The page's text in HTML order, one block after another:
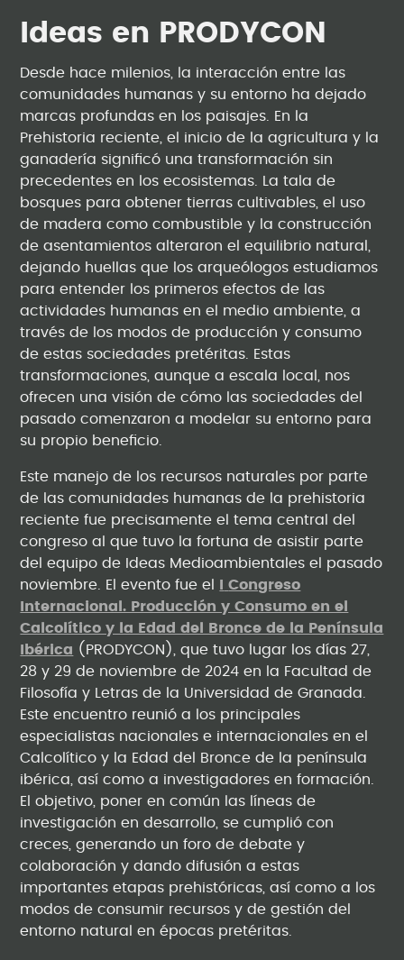
Ideas en PRODYCON
Desde hace milenios, la interacción entre las
comunidades humanas y su entorno ha dejado
marcas profundas en los paisajes. En la
Prehistoria reciente, el inicio de la agricultura y la
ganadería significó una transformación sin
precedentes en los ecosistemas. La tala de
bosques para obtener tierras cultivables, el uso
de madera como combustible y la construcción
de asentamientos alteraron el equilibrio natural,
dejando huellas que los arqueólogos estudiamos
para entender los primeros efectos de las
actividades humanas en el medio ambiente, a
través de los modos de producción y consumo
de estas sociedades pretéritas. Estas
transformaciones, aunque a escala local, nos
ofrecen una visión de cómo las sociedades del
pasado comenzaron a modelar su entorno para
su propio beneficio.
Este manejo de los recursos naturales por parte
de las comunidades humanas de la prehistoria
reciente fue precisamente el tema central del
congreso al que tuvo la fortuna de asistir parte
del equipo de Ideas Medioambientales el pasado
noviembre. El evento fue el
Congreso
Internacional. Producción y Consumo en el
Calcolítico y la Edad del Bronce de la Península
Ibérica (PRODYCON), que tuvo lugar los días 27,
28 y 29 de noviembre de 2024 en la Facultad de
Filosofía y Letras de la Universidad de Granada.
Este encuentro reunió a los principales
especialistas nacionales e internacionales en el
Calcolítico y la Edad del Bronce de la península
ibérica, así como a investigadores en formación.
El objetivo, poner en común las líneas de
investigación en desarrollo, se cumplió con
creces, generando un foro de debate y
colaboración y dando difusión a estas
importantes etapas prehistóricas, así como a los
modos de consumir recursos y de gestión del
entorno natural en épocas pretéritas.